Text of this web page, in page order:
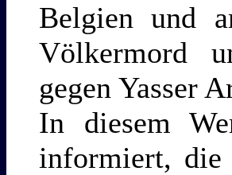
Belgien und
Völkermord
gegen Yasser
In diesem
informiert, die